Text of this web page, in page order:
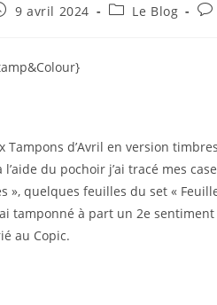
9 avril 2024
PostLe Blog
Tampons d’Avril en version
du pochoir j’ai tracé mes
», quelques feuilles du set «
tamponné à part un 2e
au Copic.